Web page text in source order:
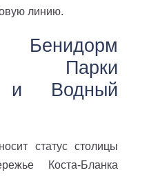
линию.
Парки
и Водный
статус столицы
Коста-Бланка